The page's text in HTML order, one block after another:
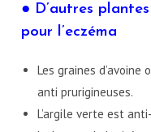
● D’autres
pour l’eczéma
Les graines
anti prurigineuses.
L’argile verte est